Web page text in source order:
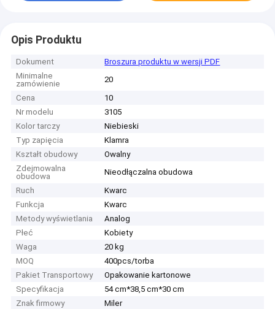
Opis Produktu
Dokument
Broszura produktu w wersji PDF
Minimalne
zamówienie
20
Cena
10
Nr modelu
3105
Kolor tarczy
Niebieski
Typ zapięcia
Klamra
Kształt obudowy
Owalny
Zdejmowalna
obudowa
Nieodłączalna obudowa
Ruch
Kwarc
Funkcja
Kwarc
Metody wyświetlania
Analog
Płeć
Kobiety
Waga
20 kg
MOQ
400pcs/torba
Pakiet Transportowy
Opakowanie kartonowe
Specyfikacja
54 cm*38,5 cm*30 cm
Znak firmowy
Miler